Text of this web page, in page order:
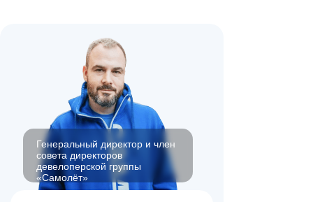
Генеральный директор и член
совета директоров
девелоперской группы
«Самолёт»